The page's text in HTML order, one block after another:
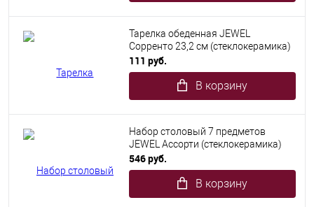
Тарелка обеденная JEWEL
Сорренто 23,2 см (стеклокерамика)
111 руб.
В корзину
Набор столовый 7 предметов
JEWEL Ассорти (стеклокерамика)
546 руб.
В корзину